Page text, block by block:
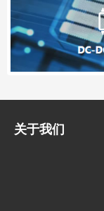
关于我们